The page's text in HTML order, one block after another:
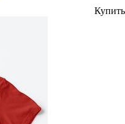
Купить